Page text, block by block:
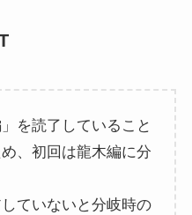
を読了していること
、初回は龍木編に分
ていないと分岐時の